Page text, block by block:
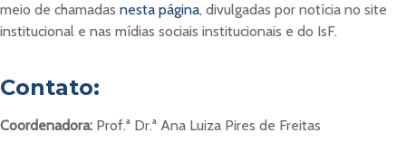
meio de chamadas nesta página, divulgadas por notícia no site
institucional e nas mídias sociais institucionais e do IsF.
Contato:
Coordenadora: Prof.ª Dr.ª Ana Luiza Pires de Freitas